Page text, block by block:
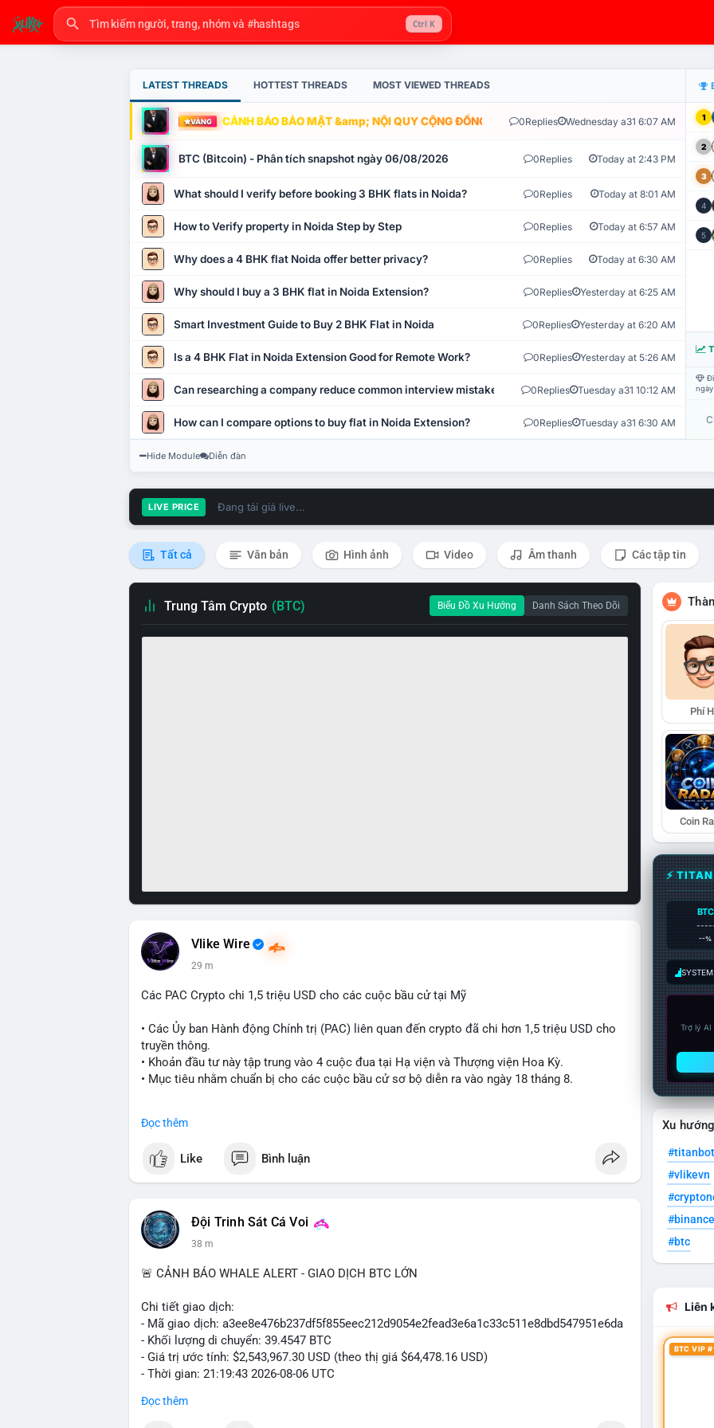
Ctrl K
LATEST THREADS HOTTEST THREADS MOST VIEWED THREADS
VÀNG CẢNH BÁO BẢO MẬT &amp; NỘI QUY CỘNG ĐỒNG VLIKE.VN: HỆ THỐNG GIÁM SÁT TỰ
0Replies Wednesday a31 6:07 AM
BTC (Bitcoin) - Phân tích snapshot ngày 06/08/2026 0Replies Today at 2:43 PM
What should I verify before booking 3 BHK flats in Noida? 0Replies Today at 8:01 AM
How to Verify property in Noida Step by Step 0Replies Today at 6:57 AM
Why does a 4 BHK flat Noida offer better privacy? 0Replies Today at 6:30 AM
Why should I buy a 3 BHK flat in Noida Extension? 0Replies Yesterday at 6:25 AM
Smart Investment Guide to Buy 2 BHK Flat in Noida 0Replies Yesterday at 6:20 AM
Is a 4 BHK Flat in Noida Extension Good for Remote Work? 0Replies Yesterday at 5:26 AM
Can researching a company reduce common interview mistakes? 0Replies Tuesday a31 10:12 AM
How can I compare options to buy flat in Noida Extension? 0Replies Tuesday a31 6:30 AM
1
2
3
4
5
Hide Module Diễn đàn
LIVE PRICE Đang tải giá live...
Tất cả Văn bản Hình ảnh Video Âm thanh Các tập tin
Trung Tâm Crypto (BTC) Biểu Đồ Xu Hướng Danh Sách Theo Dõi
Vlike Wire
30 m
Các PAC Crypto chi 1,5 triệu USD cho các cuộc bầu cử tại Mỹ
• Các Ủy ban Hành động Chính trị (PAC) liên quan đến crypto đã chi hơn 1,5 triệu USD cho
truyền thông.
• Khoản đầu tư này tập trung vào 4 cuộc đua tại Hạ viện và Thượng viện Hoa Kỳ.
• Mục tiêu nhằm chuẩn bị cho các cuộc bầu cử sơ bộ diễn ra vào ngày 18 tháng 8.
#vlikevn #titanbot
📰 Nguồn: Cointelegraph
Đọc thêm
Like Bình luận
Đội Trinh Sát Cá Voi
38 m
🚨 CẢNH BÁO WHALE ALERT - GIAO DỊCH BTC LỚN
Chi tiết giao dịch:
- Mã giao dịch: a3ee8e476b237df5f855eec212d9054e2fead3e6a1c33c511e8dbd547951e6da
- Khối lượng di chuyển: 39.4547 BTC
- Giá trị ước tính: $2,543,967.30 USD (theo thị giá $64,478.16 USD)
- Thời gian: 21:19:43 2026-08-06 UTC
Nhận định phân tích:
Đọc thêm
Phí
Coin
⚡
BTC
--%
Trợ lý
Xu
#titanbot
#vlikevn
#btc
Liên
BTC VIP